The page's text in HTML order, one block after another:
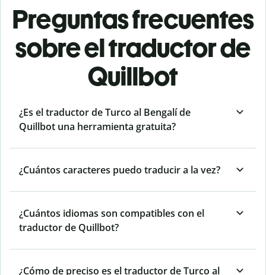
Preguntas frecuentes
sobre el traductor de
Quillbot
¿Es el traductor de Turco al Bengalí de
Quillbot una herramienta gratuita?
¿Cuántos caracteres puedo traducir a la vez?
¿Cuántos idiomas son compatibles con el
traductor de Quillbot?
¿Cómo de preciso es el traductor de Turco al